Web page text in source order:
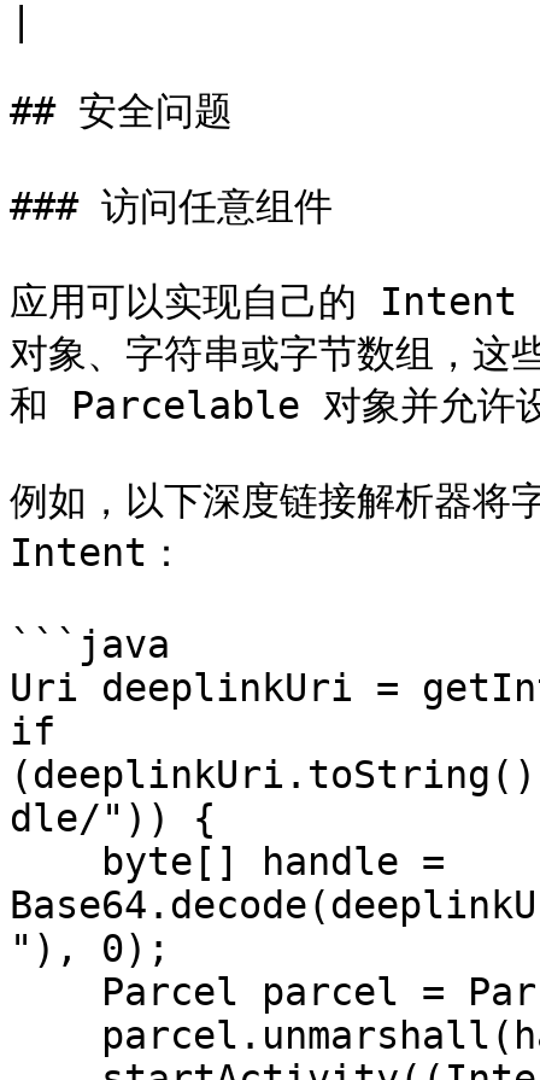
## 安全问题
### 访问任意组件
应用可以实现自己的 Intent
对象、字符串或字节数组，
和 Parcelable 对象并允许
例如，以下深度链接解析器
Intent：
```java
Uri deeplinkUri =
if
dle/")) {
"), 0);